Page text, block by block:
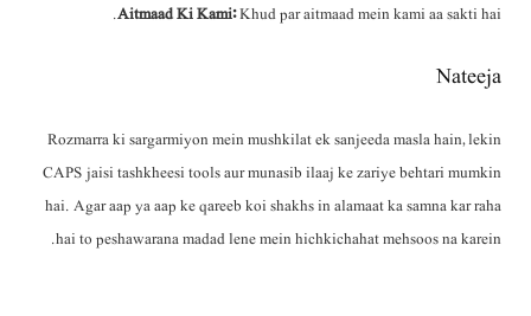
Aitmaad Ki Kami:Khud par aitmaad mein kami aa sakti hai.
Nateeja
Rozmarra ki sargarmiyon mein mushkilat ek sanjeeda masla hain, lekin
CAPS jaisi tashkheesi tools aur munasib ilaaj ke zariye behtari mumkin
hai. Agar aap ya aap ke qareeb koi shakhs in alamaat ka samna kar raha
hai to peshawarana madad lene mein hichkichahat mehsoos na karein.